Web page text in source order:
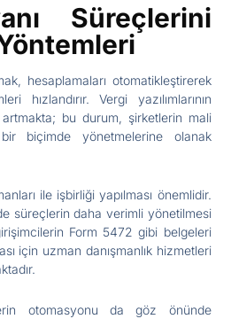
Süreçlerini
hesaplamaları otomatikleştirerek
hızlandırır. Vergi yazılımlarının
artmakta; bu durum, şirketlerin mali
biçimde yönetmelerine olanak
ile işbirliği yapılması önemlidir.
süreçlerin daha verimli yönetilmesi
Form 5472 gibi belgeleri
için uzman danışmanlık hizmetleri
otomasyonu da göz önünde